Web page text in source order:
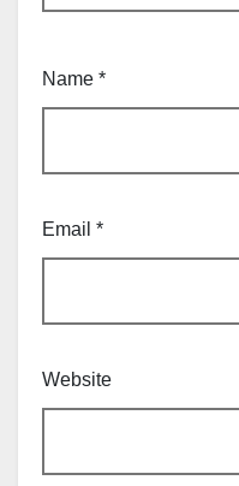
Name *
Email *
Website